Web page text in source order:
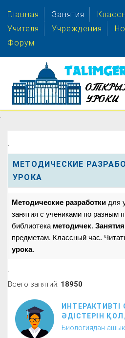
Главная Занятия
Учителя
Учреждения
Форум
.
.
МЕТОДИЧЕСКИЕ
УРОКА
Методические разработки для
занятия с учениками по разным
библиотека методичек. Занятия
предметам. Классный час.
урока.
.
Всего занятий: 18950
ИНТЕРАКТИВТІ
ӘДІСТЕРІН
Биологиядан
.